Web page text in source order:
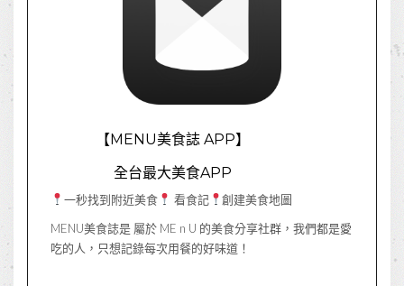
【MENU美食誌 APP】
全台最大美食APP
一秒找到附近美食 看食記
創建美食地圖
MENU美食誌是 屬於 ME n U 的美食分享社群，我們都是愛
吃的人，只想記錄每次用餐的好味道！